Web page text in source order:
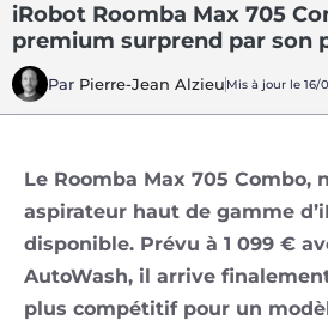
iRobot Roomba Max 705
premium surprend par son
Par Pierre-Jean Alzieu Mis à jour le 16/
Le Roomba Max 705 Combo,
aspirateur haut de gamme
disponible. Prévu à 1 099 €
AutoWash, il arrive
plus compétitif pour un